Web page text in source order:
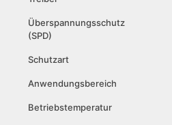
Überspannungsschutz
(SPD)
Schutzart
Anwendungsbereich
Betriebstemperatur